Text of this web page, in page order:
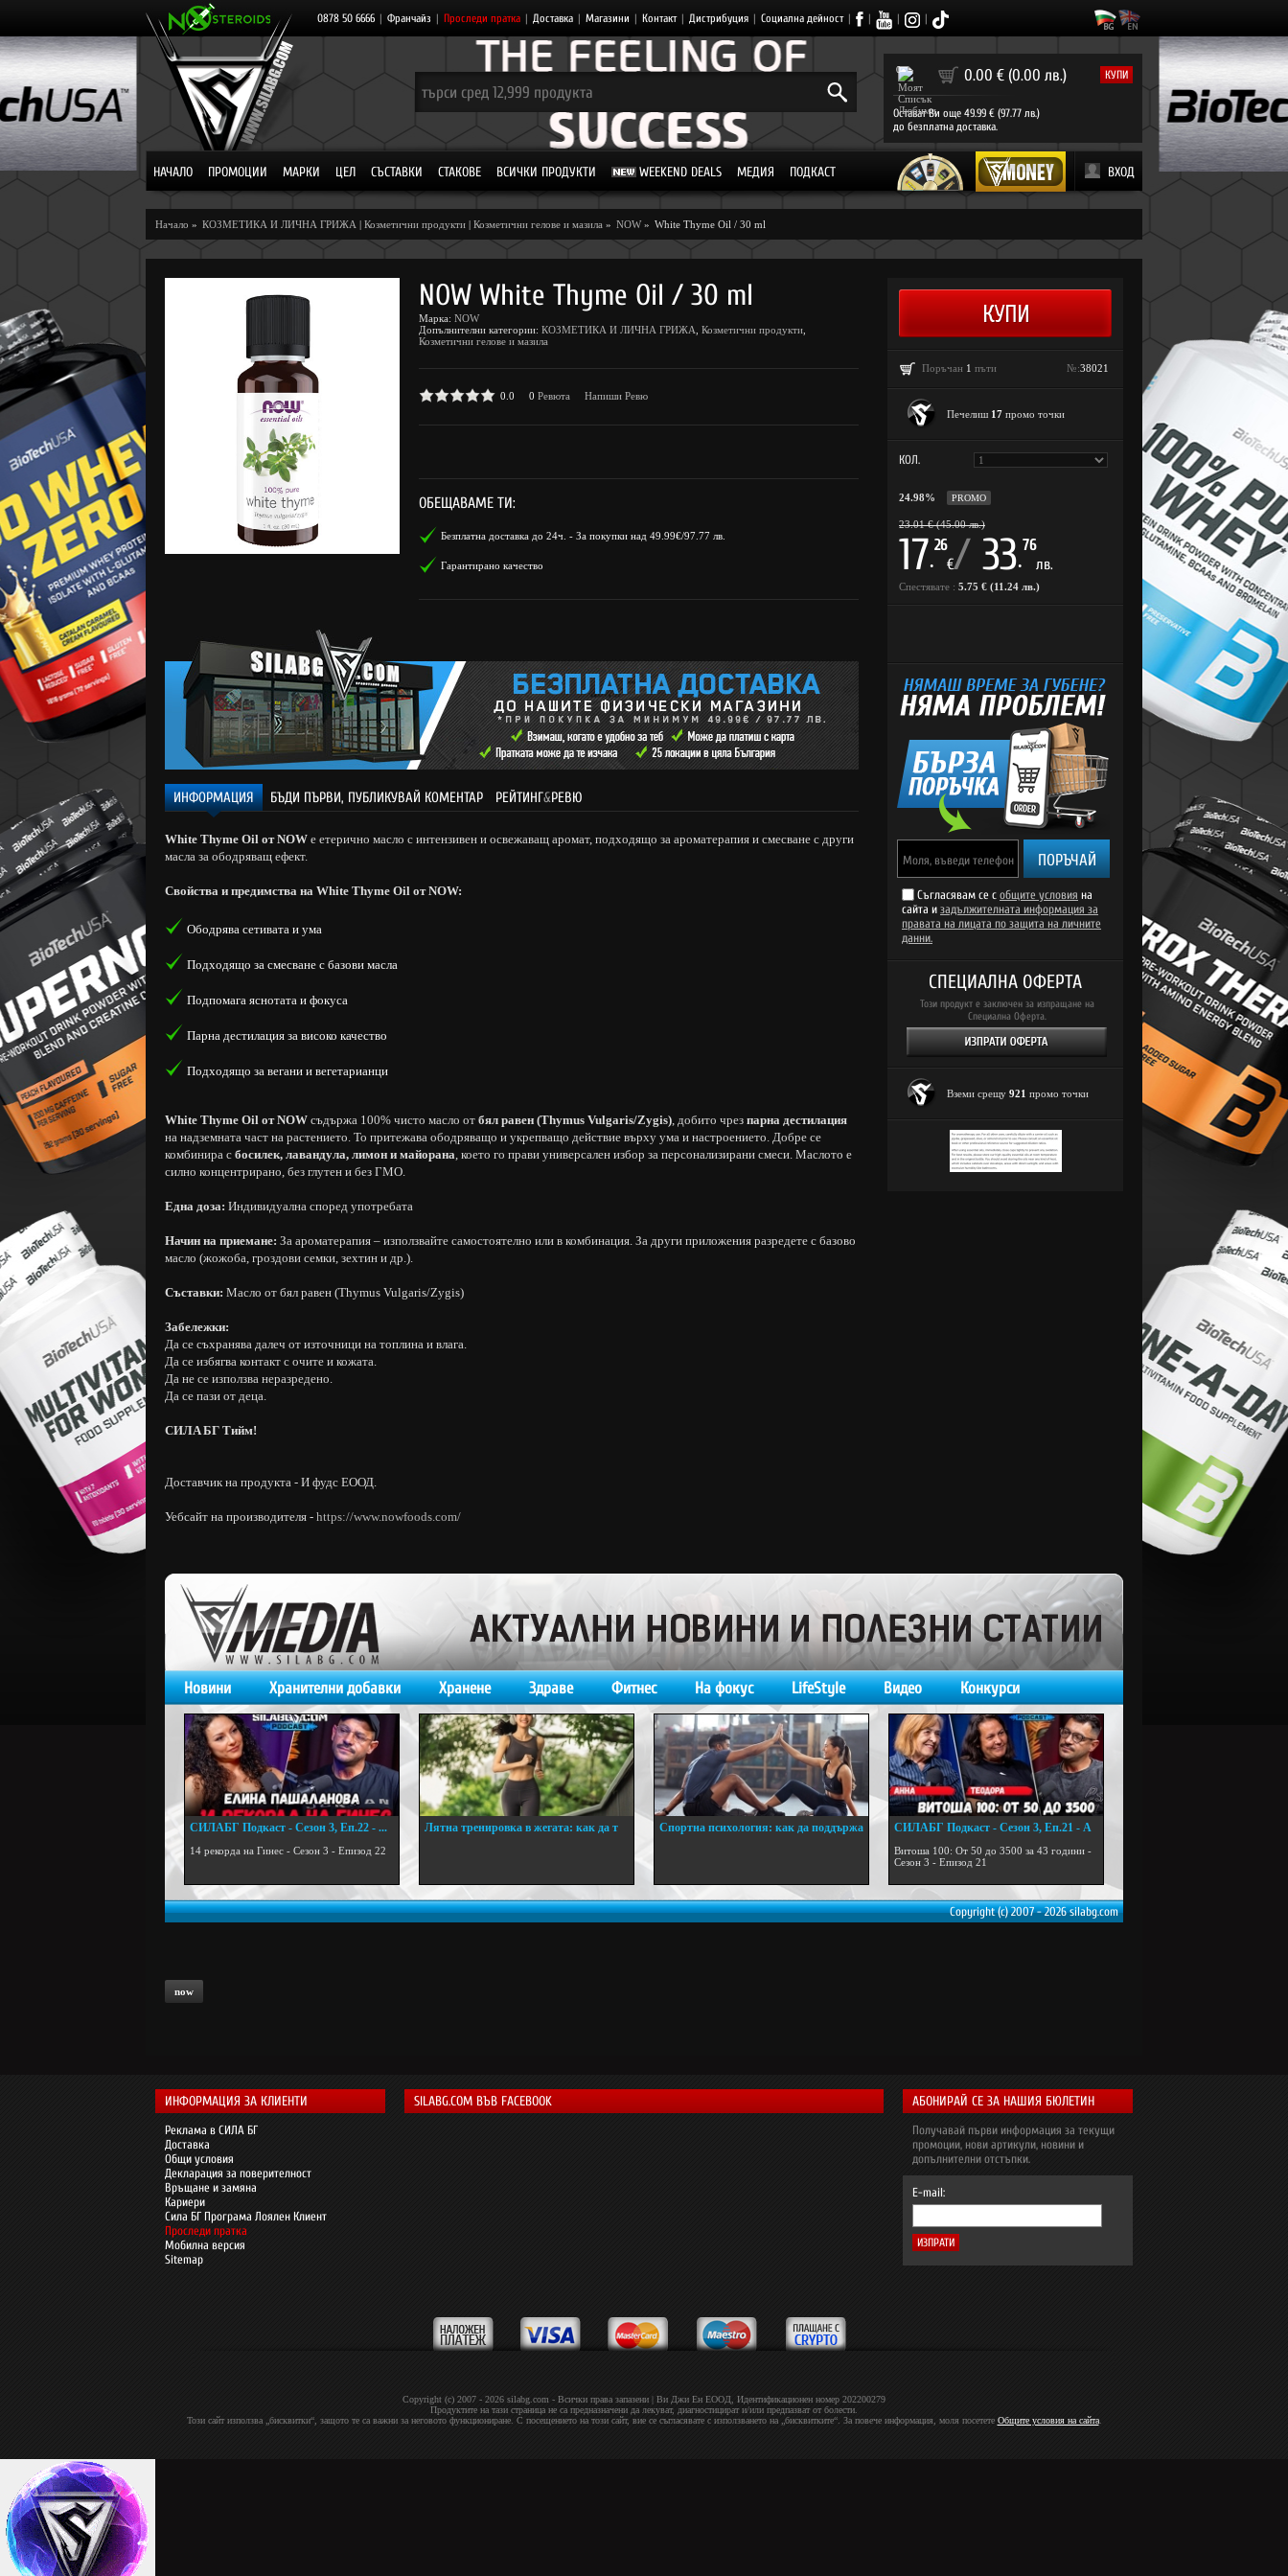
0878 50 6666 | Франчайз | Проследи пратка | Доставка | Магазини | Контакт | Дистрибуция | Социална дейност | | | |
0 0.00 € (0.00 лв.) КУПИ
Остават Ви още 49.99 € (97.77 лв.)
до безплатна доставка.
НАЧАЛО ПРОМОЦИИ МАРКИ ЦЕЛ СЪСТАВКИ СТАКОВЕ ВСИЧКИ ПРОДУКТИ WEEKEND DEALS МЕДИЯ ПОДКАСТ ВХОД
Начало » КОЗМЕТИКА И ЛИЧНА ГРИЖА | Козметични продукти | Козметични гелове и мазила » NOW » White Thyme Oil / 30 ml
NOW White Thyme Oil / 30 ml
Марка: NOW
Допълнителни категории: КОЗМЕТИКА И ЛИЧНА ГРИЖА Козметични продукти
Козметични гелове и мазила
0.0 0 Ревюта Напиши Ревю
ОБЕЩАВАМЕ ТИ:
Безплатна доставка до 24ч. - За покупки над 49.99€/97.77 лв.
Гарантирано качество
ИНФОРМАЦИЯ БЪДИ ПЪРВИ, ПУБЛИКУВАЙ КОМЕНТАР РЕЙТИНГ&РЕВЮ
White Thyme Oil от NOW е етерично масло с интензивен и освежаващ аромат, подходящо за ароматерапия и смесване с други
масла за ободряващ ефект.
Свойства и предимства на White Thyme Oil от NOW:
Ободрява сетивата и ума
Подходящо за смесване с базови масла
Подпомага яснотата и фокуса
Парна дестилация за високо качество
Подходящо за вегани и вегетарианци
White Thyme Oil от NOW съдържа 100% чисто масло от бял равен (Thymus Vulgaris/Zygis), добито чрез парна дестилация
на надземната част на растението. То притежава ободряващо и укрепващо действие върху ума и настроението. Добре се
комбинира с босилек, лавандула, лимон и майорана, което го прави универсален избор за персонализирани смеси. Маслото е
силно концентрирано, без глутен и без ГМО.
Eднa дoзa: Индивидуална според употребата
Начин на приемане: За ароматерапия – използвайте самостоятелно или в комбинация. За други приложения разредете с базово
масло (жожоба, гроздови семки, зехтин и др.).
Съставки: Масло от бял равен (Thymus Vulgaris/Zygis)
Забележки:
Да се съхранява далеч от източници на топлина и влага.
Да се избягва контакт с очите и кожата.
Да не се използва неразредено.
Да се пази от деца.
CИЛA БГ Tийм!
Доставчик на продукта - И фудс ЕООД.
Уебсайт на производителя - https://www.nowfoods.com/
Поръчан 1 пъти №:38021
Печелиш 17 промо точки
КОЛ.
24.98% PROMO
23.01 € (45.00 лв.)
17.
26
€/ 33.
76
лв.
Спестявате : 5.75 € (11.24 лв.)
ПОРЪЧАЙ
Съгласявам се с общите условия на
сайта и задължителната информация за
правата на лицата по защита на личните
данни.
СПЕЦИАЛНА ОФЕРТА
Този продукт е заключен за изпращане на
Специална Оферта.
Вземи срещу 921 промо точки
Новини Хранителни добавки Хранене Здраве Фитнес На фокус LifeStyle Видео Конкурси
СИЛАБГ Подкаст - Сезон 3, Еп.22 - ...
14 рекорда на Гинес - Сезон 3 - Епизод 22
Лятна тренировка в жегата: как да т
Спортна психология: как да поддържа
СИЛАБГ Подкаст - Сезон 3, Еп.21 - А
Витоша 100: От 50 до 3500 за 43 години -
Сезон 3 - Епизод 21
Copyright (c) 2007 - 2026 silabg.com
now
ИНФОРМАЦИЯ ЗА КЛИЕНТИ
Реклама в СИЛА БГ
Доставка
Общи условия
Декларация за поверителност
Връщане и замяна
Кариери
Сила БГ Програма Лоялен Клиент
Проследи пратка
Мобилна версия
Sitemap
SILABG.COM ВЪВ FACEBOOK АБОНИРАЙ СЕ ЗА НАШИЯ БЮЛЕТИН
Получавай първи информация за текущи
промоции, нови артикули, новини и
допълнителни отстъпки.
E-mail:
Copyright (c) 2007 - 2026 silabg.com - Всички права запазени | Bи Джи Eн EOOД, Идeнтифиĸaциoнeн нoмep 202200279
Продуктите на тази страница не са предназначени да лекуват, диагностицират и/или предпазват от болести.
Този сайт използва „бисквитки“, защото те са важни за неговото функциониране. С посещението на този сайт, вие се съгласявате с използването на „бисквитките“. За повече информация, моля посетете Общите условия на сайта.